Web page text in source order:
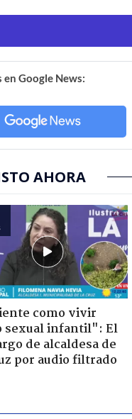
en Google News:
AHORA
como vivir
sexual infantil": El
de alcaldesa de
por audio filtrado